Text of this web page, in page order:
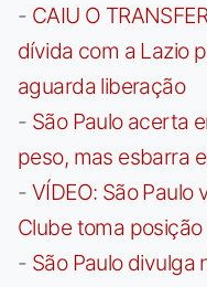
- CAIU O
dívida com a Lazio
aguarda liberação
- São Paulo acerta
peso, mas esbarra
- VÍDEO: São Paulo
Clube toma
- São Paulo divulga